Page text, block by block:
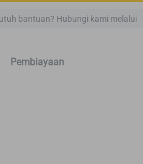
bantuan? Hubungi kami melalui
Pembiayaan